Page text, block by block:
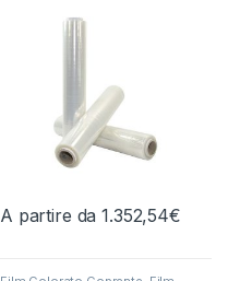
A partire da1.352,54€